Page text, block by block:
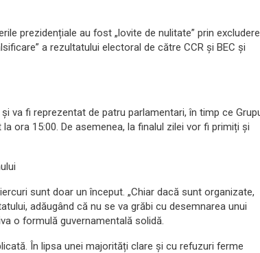
prezidențiale au fost „lovite de nulitate” prin
a rezultatului electoral de către CCR și BEC și
va fi reprezentat de patru parlamentari, în timp ce
ora 15:00. De asemenea, la finalul zilei vor fi primiți și
sunt doar un început. „Chiar dacă sunt organizate,
adăugând că nu se va grăbi cu desemnarea unui
o formulă guvernamentală solidă.
În lipsa unei majorități clare și cu refuzuri ferme